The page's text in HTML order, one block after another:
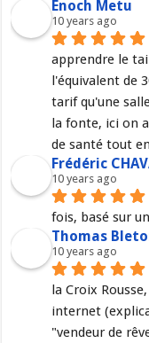
Enoch Metu
10 years ago
apprendre le
l'équivalent de
tarif qu'une
la fonte, ici on
de santé tout
Frédéric
10 years ago
fois, basé sur
Thomas
10 years ago
la Croix
internet
"vendeur de